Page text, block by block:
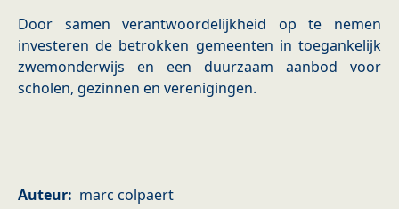
Door samen verantwoordelijkheid op te nemen
investeren de betrokken gemeenten in toegankelijk
zwemonderwijs en een duurzaam aanbod voor
scholen, gezinnen en verenigingen.
Auteur marc colpaert